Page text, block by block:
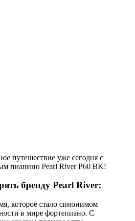
путешествие уже сегодня с
пианино Pearl River P60 BK!
бренду Pearl River:
которое стало синонимом
в мире фортепиано. С